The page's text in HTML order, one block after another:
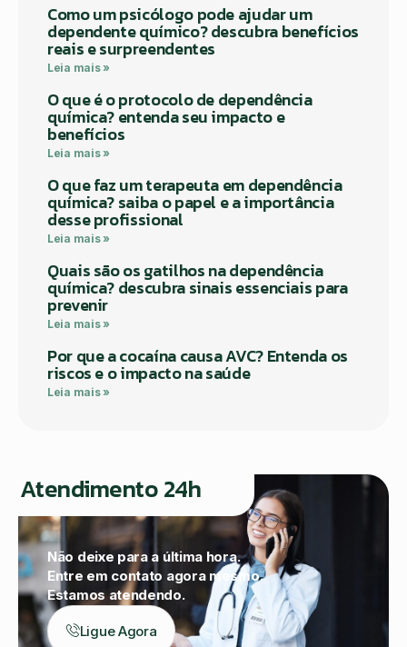
Como um psicólogo pode ajudar um
dependente químico? descubra benefícios
reais e surpreendentes
Leia mais »
O que é o protocolo de dependência
química? entenda seu impacto e
benefícios
Leia mais »
O que faz um terapeuta em dependência
química? saiba o papel e a importância
desse profissional
Leia mais »
Quais são os gatilhos na dependência
química? descubra sinais essenciais para
prevenir
Leia mais »
Por que a cocaína causa AVC? Entenda os
riscos e o impacto na saúde
Leia mais »
Atendimento 24h
Não deixe para a última hora.
Entre em contato agora mesmo.
Estamos atendendo.
Ligue Agora